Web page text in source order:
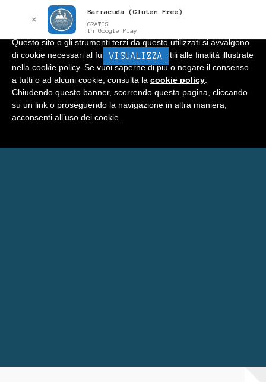
BARRACUDA Menu
Home
Negozio
✕
Barracuda (Gluten Free)
GRATIS
In Google Play
VISUALIZZA
Informativa
Questo sito o gli strumenti terzi da questo utilizzati si avvalgono
di cookie necessari al funzionamento ed utili alle finalità illustrate
nella cookie policy. Se vuoi saperne di più o negare il consenso
a tutti o ad alcuni cookie, consulta la cookie policy
Chiudendo questo banner, scorrendo questa pagina, cliccando
su un link o proseguendo la navigazione in altra maniera,
acconsenti all’uso dei cookie.